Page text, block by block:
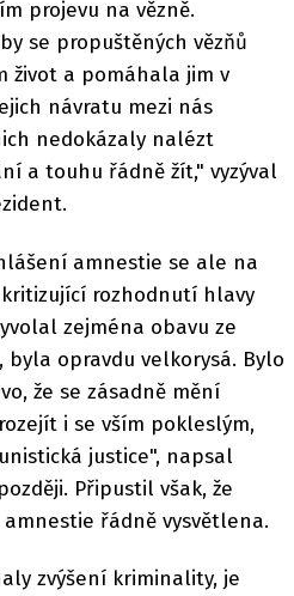
projevu na vězně.
se propuštěných vězňů
život a pomáhala jim v
návratu mezi nás
nedokázaly nalézt
a touhu řádně žít," vyzýval
amnestie se ale na
rozhodnutí hlavy
zejména obavu ze
byla opravdu velkorysá. Bylo
že se zásadně mění
i se vším pokleslým,
justice", napsal
Připustil však, že
řádně vysvětlena.
zvýšení kriminality, je